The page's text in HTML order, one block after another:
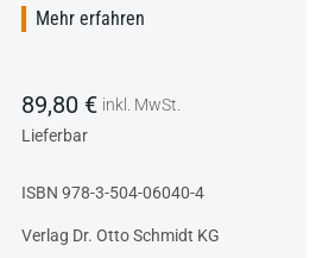
Mehr erfahren
89,80 € inkl. MwSt.
Lieferbar
ISBN 978-3-504-06040-4
Verlag Dr. Otto Schmidt KG